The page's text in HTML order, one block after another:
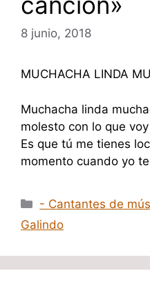
8 junio, 2018
MUCHACHA LINDA
Muchacha linda
molesto con lo que
Es que tú me tienes
momento cuando yo
Categorías
- Cantantes de
Galindo